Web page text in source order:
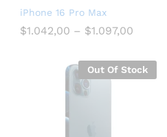
iPhone 16 Pro Max
$1.042,00 – $1.097,00
Out Of Stock